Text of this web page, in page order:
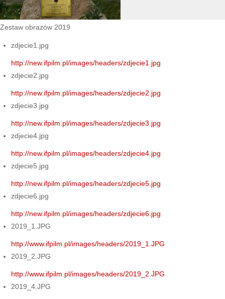
Zestaw obrazów 2019
zdjecie1.jpg
http://new.ifpilm.pl/images/headers/zdjecie1.jpg
zdjecie2.jpg
http://new.ifpilm.pl/images/headers/zdjecie2.jpg
zdjecie3.jpg
http://new.ifpilm.pl/images/headers/zdjecie3.jpg
zdjecie4.jpg
http://new.ifpilm.pl/images/headers/zdjecie4.jpg
zdjecie5.jpg
http://new.ifpilm.pl/images/headers/zdjecie5.jpg
zdjecie6.jpg
http://new.ifpilm.pl/images/headers/zdjecie6.jpg
2019_1.JPG
http://www.ifpilm.pl/images/headers/2019_1.JPG
2019_2.JPG
http://www.ifpilm.pl/images/headers/2019_2.JPG
2019_4.JPG